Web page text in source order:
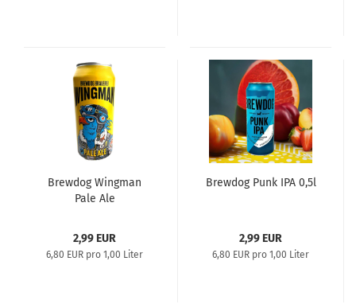
Brewdog Wingman
Pale Ale
2,99 EUR
6,80 EUR pro 1,00 Liter
Brewdog Punk IPA 0,5l
2,99 EUR
6,80 EUR pro 1,00 Liter